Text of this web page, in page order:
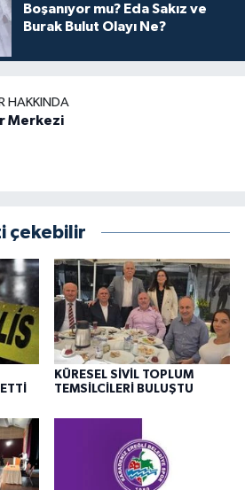
Boşanıyor mu? Eda Sakız ve
Burak Bulut Olayı Ne?
HAKKINDA
Merkezi
çekebilir
KÜRESEL SİVİL TOPLUM
TEMSİLCİLERİ BULUŞTU